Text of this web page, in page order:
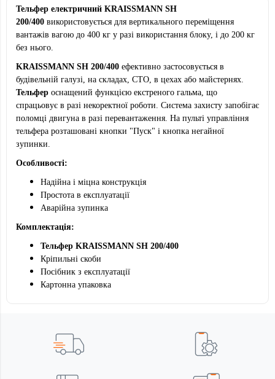
Тельфер електричний KRAISSMANN SH
200/400 використовується для вертикального переміщення
вантажів вагою до 400 кг у разі використання блоку, і до 200 кг
без нього.
KRAISSMANN SH 200/400 ефективно застосовується в
будівельній галузі, на складах, СТО, в цехах або майстернях.
Тельфер оснащений функцією екстреного гальма, що
спрацьовує в разі некоректної роботи. Система захисту запобігає
поломці двигуна в разі перевантаження. На пульті управління
тельфера розташовані кнопки "Пуск" і кнопка негайної
зупинки.
Особливості:
Надійна і міцна конструкція
Простота в експлуатації
Аварійна зупинка
Комплектація:
Тельфер KRAISSMANN SH 200/400
Кріпильні скоби
Посібник з експлуатації
Картонна упаковка